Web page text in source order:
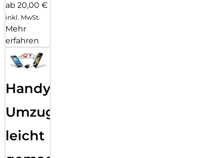
ab 20,00 €
inkl. MwSt.
Mehr
erfahren
Handy
Umzug
leicht